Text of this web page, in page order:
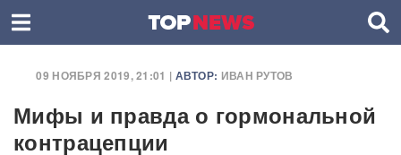
09 НОЯБРЯ 2019, 21:01 | АВТОР: ИВАН РУТОВ
Мифы и правда о гормональной
контрацепции